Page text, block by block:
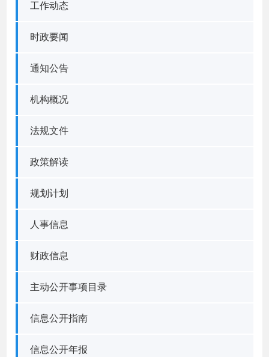
工作动态
时政要闻
通知公告
机构概况
法规文件
政策解读
规划计划
人事信息
财政信息
主动公开事项目录
信息公开指南
信息公开年报